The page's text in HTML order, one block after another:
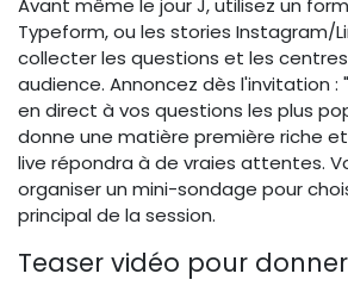
Avant même le jour J, utilisez un
Typeform, ou les stories Instagram/
collecter les questions et les
audience. Annoncez dès l'invitation :
en direct à vos questions les plus
donne une matière première riche
live répondra à de vraies attentes.
organiser un mini-sondage pour
principal de la session.
Teaser vidéo pour